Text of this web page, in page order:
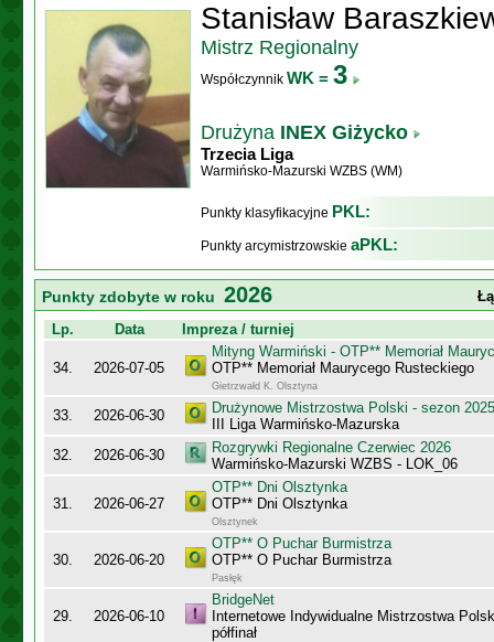
Stanisław
Mistrz Regionalny
Współczynnik WK = 3
Drużyna INEX Giżycko
Trzecia Liga
Warmińsko-Mazurski WZBS (WM)
Punkty klasyfikacyjne PKL:
Punkty arcymistrzowskie aPKL:
Punkty zdobyte w roku 2026
Lp.
Data Impreza / turniej
34. 2026-07-05
Mityng Warmiński - OTP** Memoriał
OTP** Memoriał Maurycego Rusteckiego
Gietrzwałd K. Olsztyna
33. 2026-06-30
Drużynowe Mistrzostwa Polski - sezon
III Liga Warmińsko-Mazurska
32.
2026-06-30
Rozgrywki Regionalne Czerwiec 2026
Warmińsko-Mazurski WZBS - LOK_06
31. 2026-06-27
OTP** Dni Olsztynka
OTP** Dni Olsztynka
Olsztynek
30. 2026-06-20
OTP** O Puchar Burmistrza
OTP** O Puchar Burmistrza
Pasłęk
29. 2026-06-10
BridgeNet
Internetowe Indywidualne Mistrzostwa
półfinał